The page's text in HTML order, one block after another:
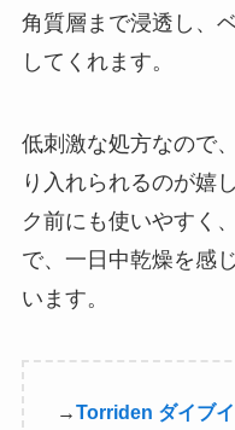
角質層まで浸透し、
してくれます。
低刺激な処方なので
り入れられるのが嬉
ク前にも使いやすく
で、一日中乾燥を感
います。
→Torriden ダイブ